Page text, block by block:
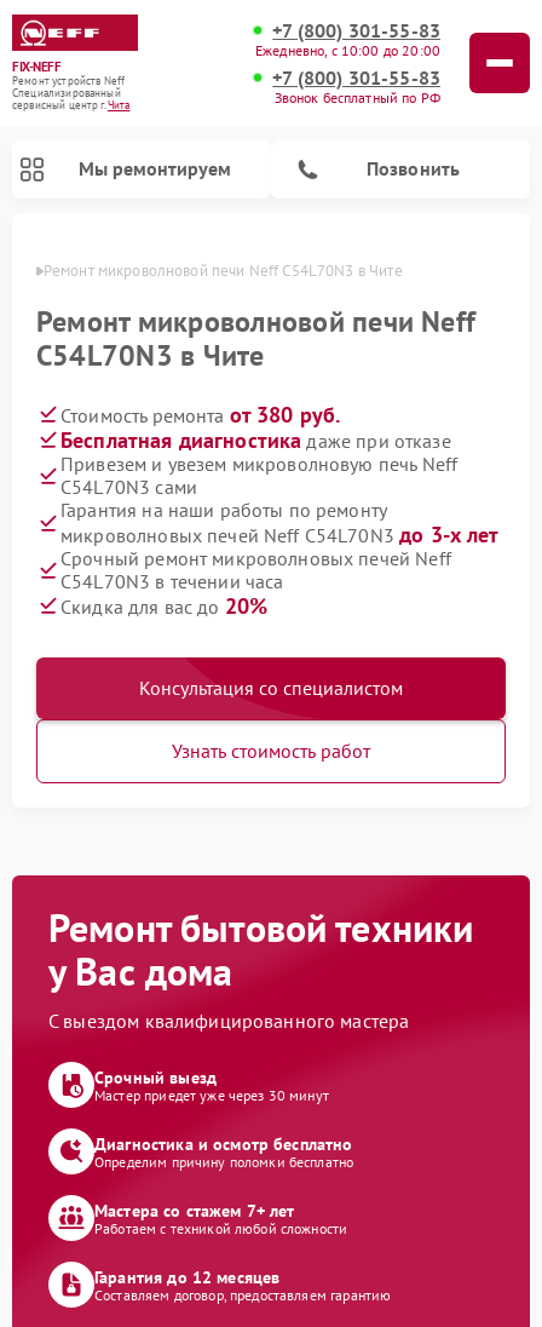
FIX-NEFF
Ремонт устройств Neff
Специализированный
cервисный центр г.Чита
+7 (800) 301-55-83
Ежедневно, с 10:00 до 20:00
+7 (800) 301-55-83
Звонок бесплатный по РФ
Мы ремонтируем Позвонить
Ремонт микроволновой печи Neff C54L70N3 в Чите
Ремонт микроволновой печи Neff
C54L70N3 в Чите
Стоимость ремонта от 380 руб.
Бесплатная диагностика даже при отказе
Привезем и увезем микроволновую печь Neff
C54L70N3 сами
Гарантия на наши работы по ремонту
микроволновых печей Neff C54L70N3до 3-х лет
Срочный ремонт микроволновых печей Neff
C54L70N3 в течении часа
Скидка для вас до 20%
Консультация со специалистом
Узнать стоимость работ
Ремонт бытовой техники
у Вас дома
С выездом квалифицированного мастера
Срочный выезд
Мастер приедет уже через 30 минут
Диагностика и осмотр бесплатно
Определим причину поломки бесплатно
Мастера со стажем 7+ лет
Работаем с техникой любой сложности
Гарантия до 12 месяцев
Составляем договор, предоставляем гарантию